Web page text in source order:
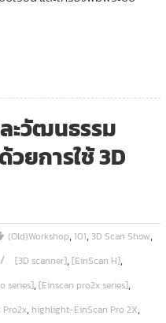
วัฒนธรรม
ยการใช้ 3D
(Old)Workshop,101,3D Scan Show,
[3D scanner],[EinScan H],
series],[Einscan pro2x series],
Pro2x, highlight-EinScan Pro 2X,